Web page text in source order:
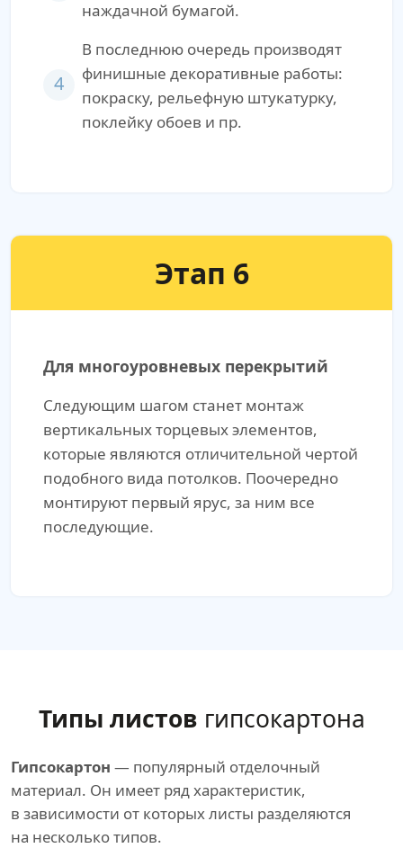
наждачной бумагой.
4
В последнюю очередь производят
финишные декоративные работы:
покраску, рельефную штукатурку,
поклейку обоев и пр.
Этап 6
Для многоуровневых перекрытий
Следующим шагом станет монтаж
вертикальных торцевых элементов,
которые являются отличительной чертой
подобного вида потолков. Поочередно
монтируют первый ярус, за ним все
последующие.
Типы листов гипсокартона
Гипсокартон — популярный отделочный
материал. Он имеет ряд характеристик,
в зависимости от которых листы разделяются
на несколько типов.